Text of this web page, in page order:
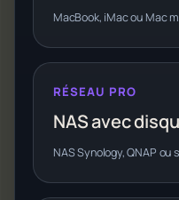
MacBook, iMac ou Mac
RÉSEAU PRO
NAS avec
NAS Synology, QNAP ou